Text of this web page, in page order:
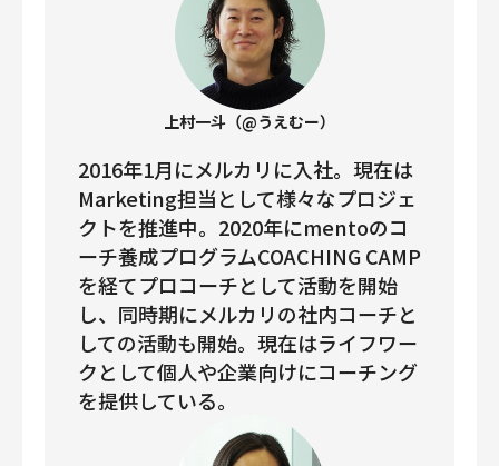
上村一斗（@うえむー）
2016年1月にメルカリに入社。現在は
Marketing担当として様々なプロジェ
クトを推進中。2020年にmentoのコ
ーチ養成プログラムCOACHING CAMP
を経てプロコーチとして活動を開始
し、同時期にメルカリの社内コーチと
しての活動も開始。現在はライフワー
クとして個人や企業向けにコーチング
を提供している。